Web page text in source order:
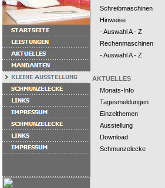
Schreibmaschinen
Hinweise
- Auswahl A - Z
Rechenmaschinen
- Auswahl A - Z
AKTUELLES
Monats-Info
Tagesmeldungen
Einzelthemen
Ausstellung
Download
Schmunzelecke